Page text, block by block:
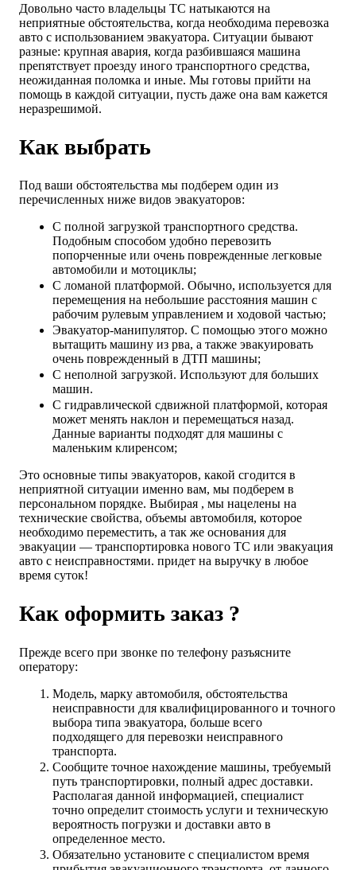
Довольно часто владельцы ТС натыкаются на
неприятные обстоятельства, когда необходима перевозка
авто с использованием эвакуатора. Ситуации бывают
разные: крупная авария, когда разбившаяся машина
препятствует проезду иного транспортного средства,
неожиданная поломка и иные. Мы готовы прийти на
помощь в каждой ситуации, пусть даже она вам кажется
неразрешимой.
Как выбрать
Под ваши обстоятельства мы подберем один из
перечисленных ниже видов эвакуаторов:
С полной загрузкой транспортного средства.
Подобным способом удобно перевозить
попорченные или очень поврежденные легковые
автомобили и мотоциклы;
С ломаной платформой. Обычно, используется для
перемещения на небольшие расстояния машин с
рабочим рулевым управлением и ходовой частью;
Эвакуатор-манипулятор. С помощью этого можно
вытащить машину из рва, а также эвакуировать
очень поврежденный в ДТП машины;
С неполной загрузкой. Используют для больших
машин.
С гидравлической сдвижной платформой, которая
может менять наклон и перемещаться назад.
Данные варианты подходят для машины с
маленьким клиренсом;
Это основные типы эвакуаторов, какой сгодится в
неприятной ситуации именно вам, мы подберем в
персональном порядке. Выбирая , мы нацелены на
технические свойства, объемы автомобиля, которое
необходимо переместить, а так же основания для
эвакуации — транспортировка нового ТС или эвакуация
авто с неисправностями. придет на выручку в любое
время суток!
Как оформить заказ ?
Прежде всего при звонке по телефону разъясните
оператору:
Модель, марку автомобиля, обстоятельства
неисправности для квалифицированного и точного
выбора типа эвакуатора, больше всего
подходящего для перевозки неисправного
транспорта.
Сообщите точное нахождение машины, требуемый
путь транспортировки, полный адрес доставки.
Располагая данной информацией, специалист
точно определит стоимость услуги и техническую
вероятность погрузки и доставки авто в
определенное место.
Обязательно установите с специалистом время